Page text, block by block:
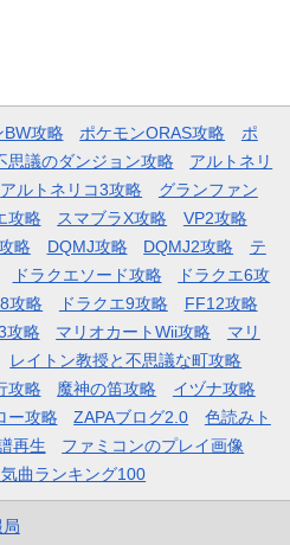
BW攻略 ポケモンORAS攻略
ポ
思議のダンジョン攻略
アルトネリ
アルトネリコ3攻略
グランファン
攻略 スマブラX攻略
VP2攻略
略
DQMJ攻略 DQMJ2攻略
テ
ドラクエソード攻略
ドラクエ6攻
攻略 ドラクエ9攻略
FF12攻略
攻略 マリオカートWii攻略
マリ
レイトン教授と不思議な町攻略
攻略 魔神の笛攻略
イヅナ攻略
ー攻略 ZAPAブログ2.0
色読みト
再生
ファミコンのプレイ画像
曲ランキング100